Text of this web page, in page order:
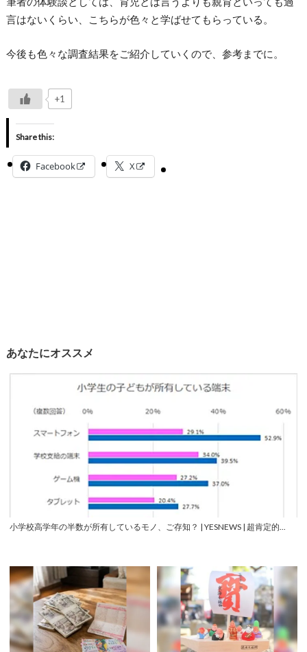
言はないくらい、こちらが色々と学ばせてもらっている。
今後も色々な調査結果をご紹介していくので、参考までに。
+1
Share this:
Facebook X
あなたにオススメ
小学校高学年の半数が所有しているモノ、ご存知？ | YESNEWS | 超肯定的...